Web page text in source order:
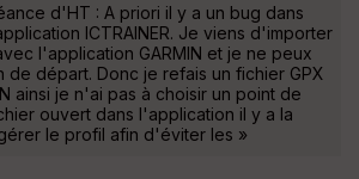
d'HT : A priori il y a un bug dans
ICTRAINER. Je viens d'importer
l'application GARMIN et je ne peux
de départ. Donc je refais un fichier GPX
ainsi je n'ai pas à choisir un point de
ouvert dans l'application il y a la
le profil afin d'éviter les »